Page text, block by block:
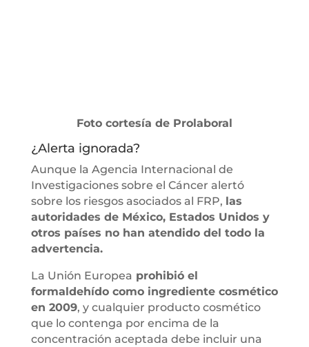
Foto cortesía de Prolaboral
¿Alerta ignorada?
Aunque la Agencia Internacional de
Investigaciones sobre el Cáncer alertó
sobre los riesgos asociados al FRP, las
autoridades de México, Estados Unidos y
otros países no han atendido del todo la
advertencia.
La Unión Europea prohibió el
formaldehído como ingrediente cosmético
en 2009, y cualquier producto cosmético
que lo contenga por encima de la
concentración aceptada debe incluir una